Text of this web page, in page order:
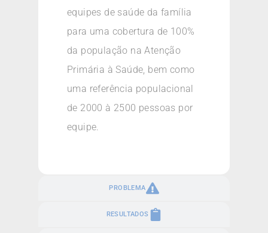
PROBLEMA
RESULTADOS
equipes de saúde da família
para uma cobertura de 100%
da população na Atenção
Primária à Saúde, bem como
uma referência populacional
de 2000 à 2500 pessoas por
equipe.